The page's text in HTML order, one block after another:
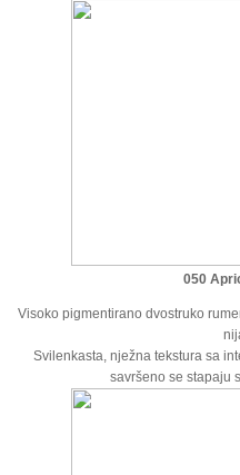
050
Visoko pigmentirano dvostruko
Svilenkasta, nježna tekstura sa
savršeno se stapaju